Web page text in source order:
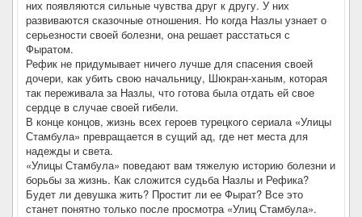
них появляются сильные чувства друг к другу. У них
развиваются сказочные отношения. Но когда Назлы узнает о
серьезности своей болезни, она решает расстаться с
Фыратом.
Рефик не придумывает ничего лучше для спасения своей
дочери, как убить свою начальницу, Шюкран-ханым, которая
так переживала за Назлы, что готова была отдать ей свое
сердце в случае своей гибели.
В конце концов, жизнь всех героев турецкого сериала «Улицы
Стамбула» превращается в сущий ад, где нет места для
надежды и света.
«Улицы Стамбула» поведают вам тяжелую историю болезни и
борьбы за жизнь. Как сложится судьба Назлы и Рефика?
Будет ли девушка жить? Простит ли ее Фырат? Все это
станет понятно только после просмотра «Улиц Стамбула».